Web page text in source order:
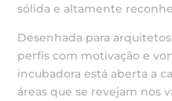
sólida e altamente
Desenhada para
perfis com motivação e
incubadora está aberta a
áreas que se revejam nos